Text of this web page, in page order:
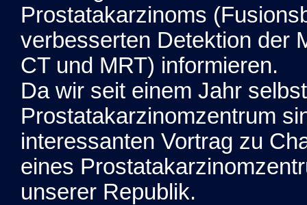
Prostatakarzinoms
verbesserten Detektion der
CT und MRT) informieren.
Da wir seit einem Jahr
Prostatakarzinomzentrum
interessanten Vortrag zu
eines
unserer Republik.